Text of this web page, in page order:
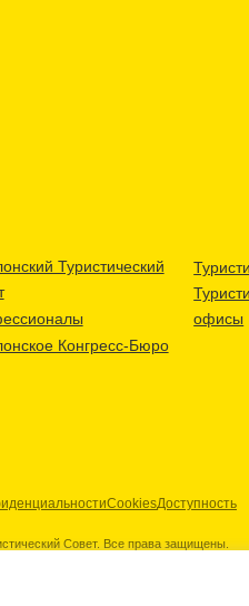
Туристический
Конгресс-Бюро
офисы
CookiesДоступность
Совет. Все права защищены.